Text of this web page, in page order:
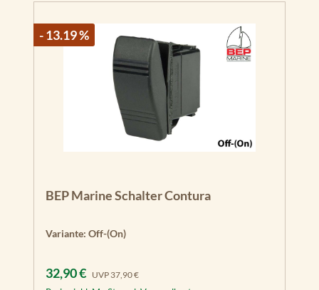
- 13.19 %
BEP Marine Schalter Contura
Variante: Off-(On)
Verkaufspreis:
32,90 € UVP Regulärer Preis:
37,90 €